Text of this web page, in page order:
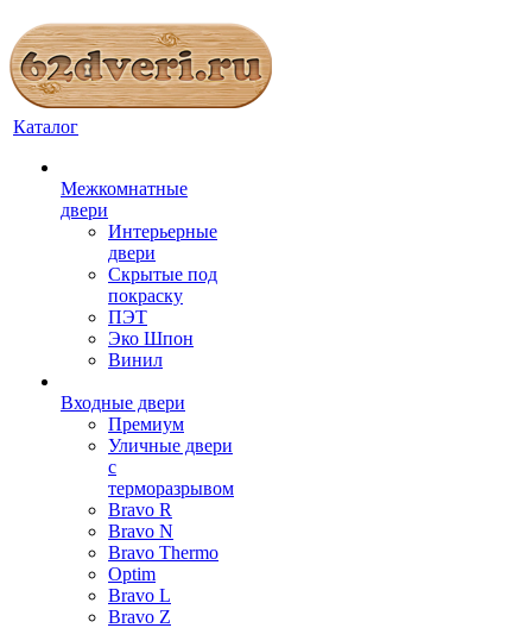
Каталог
Межкомнатные
двери
Интерьерные
двери
Скрытые под
покраску
ПЭТ
Эко Шпон
Винил
Входные двери
Премиум
Уличные двери
с
терморазрывом
Bravo R
Bravo N
Bravo Thermo
Optim
Bravo L
Bravo Z